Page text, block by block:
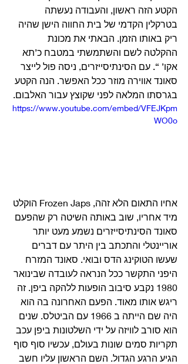
הקטע הזה ראשון, והעבודה נעשתה
בטרקלין הקדמי של בית החווה הישן שהיה
ריק באותו הזמן. הבאתי את מכונת
ההקלטה לשם והשתמשתי במטבח כ’תא
אקו’ “. עם הסינתיסייזרים, ניסה פול לייצר
סאונד אווירה מוזר ככל האפשר. הנה הקטע
בגרסתו המלאה לפני שקוצץ עבור האלבום.
https://www.youtube.com/embed/VFEJKpm
WO0o
אחיו התאום הלא זהה, Frozen Japs הוקלט
מיד אחריו, שוב באותה השיטה רק שהפעם
סאונד הסינתיסייזרים נשמע מעט יותר
אוריינטלי והתכתב בין היתר עם דברים
שעשו הטוקינג הדס ובואי. סאונד המזרח
היפני התקשר ככל הנראה לעובדה שבינואר
1980 נקבע סיבוב הופעות ללהקה ביפן. זה
ריגש אותו מאוד. הפעם האחרונה בה הוא
היה שם הייתה ב 1966 עם הביטלס. שנים
הוא סורב לוויזה על ידי השלטונות ביפן עכב
תקריות סמים שונות בעולם, עכשיו סוף סוף
הגיע הרגע הגדול. השם הראשון עליו חשב